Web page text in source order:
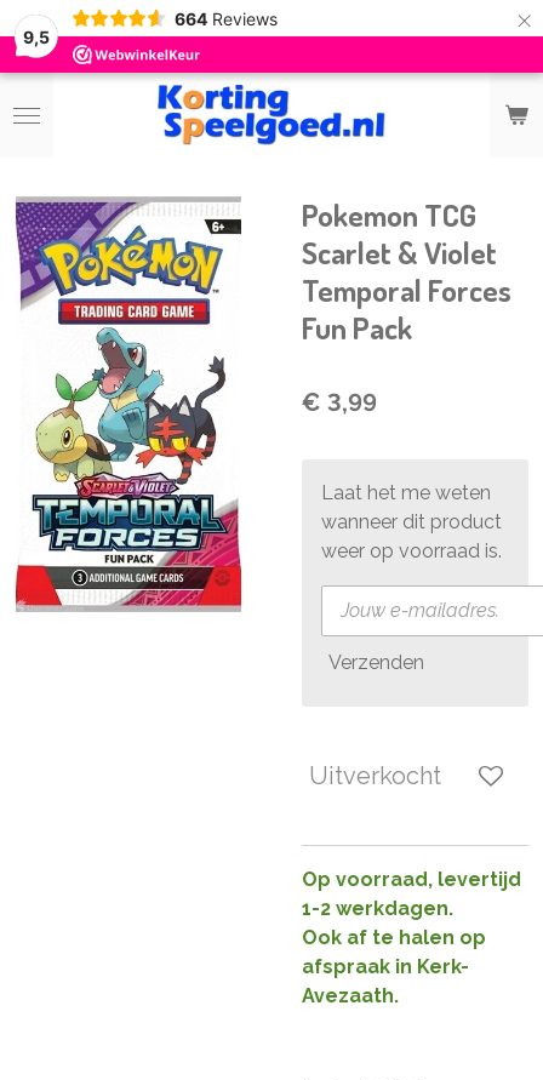
9,5
664 Reviews ×
Pokemon TCG
Scarlet & Violet
Temporal Forces
Fun Pack
€ 3,99
Laat het me weten
wanneer dit product
weer op voorraad is.
Verzenden
Uitverkocht
Op voorraad, levertijd
1-2 werkdagen.
Ook af te halen op
afspraak in Kerk-
Avezaath.